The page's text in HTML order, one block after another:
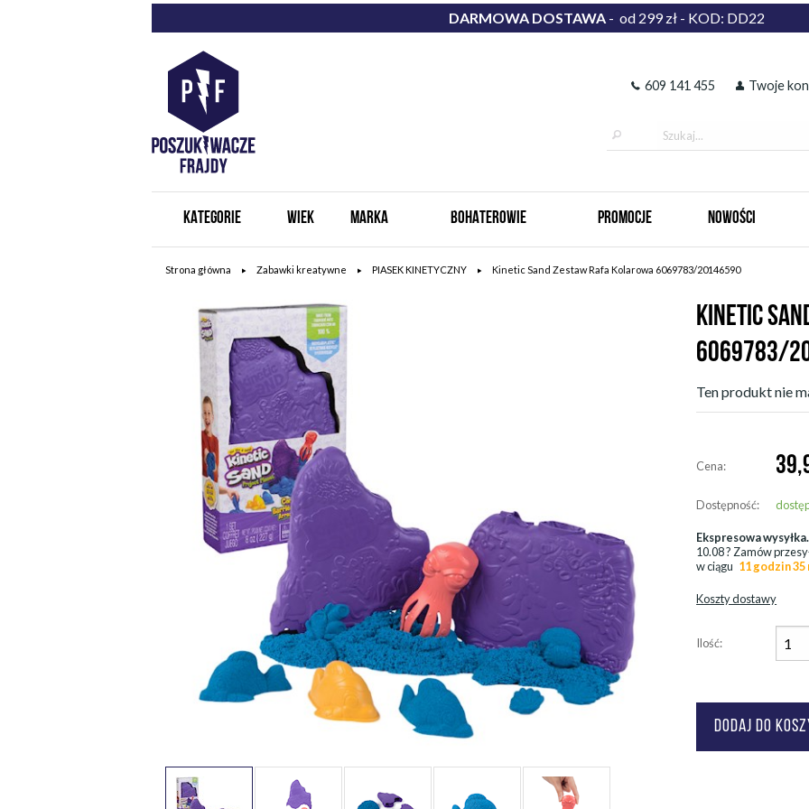
DARMOWA DOSTAWA - od 299 zł - KOD: DD22
609 141 455 Twoje
KATEGORIE WIEK MARKA BOHATEROWIE PROMOCJE NOWOŚCI
Strona główna Zabawki kreatywne PIASEK KINETYCZNY Kinetic Sand Zestaw Rafa Kolarowa 6069783/20146590
KINETIC
6069783/
Ten produkt nie
Cena:
Dostępność:
Ekspresowa wysyłka.
10.08? Zamów
w ciągu 11 godzin
Koszty dostawy
Ilość: